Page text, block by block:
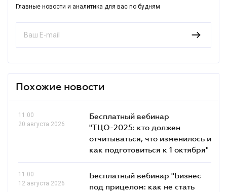
Главные новости и аналитика для вас по будням
Похожие новости
11.00
20 августа 2026
Бесплатный вебинар
"ТЦО-2025: кто должен
отчитываться, что изменилось и
как подготовиться к 1 октября"
11.00
12 августа 2026
Бесплатный вебинар "Бизнес
под прицелом: как не стать